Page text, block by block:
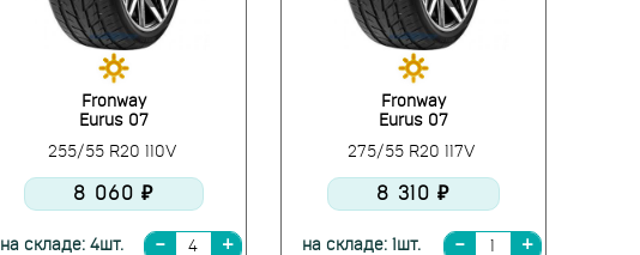
Fronway
Eurus 07
255/55 R20 110V
8 060 ₽
на складе: 4шт.
Fronway
Eurus 07
275/55 R20 117V
8 310 ₽
на складе: 1шт.